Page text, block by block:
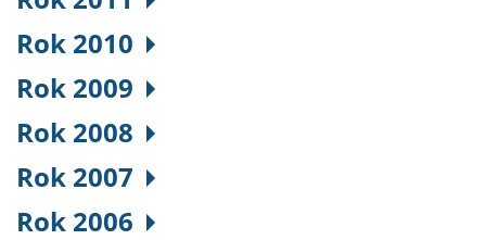
Rok 2010
Rok 2009
Rok 2008
Rok 2007
Rok 2006